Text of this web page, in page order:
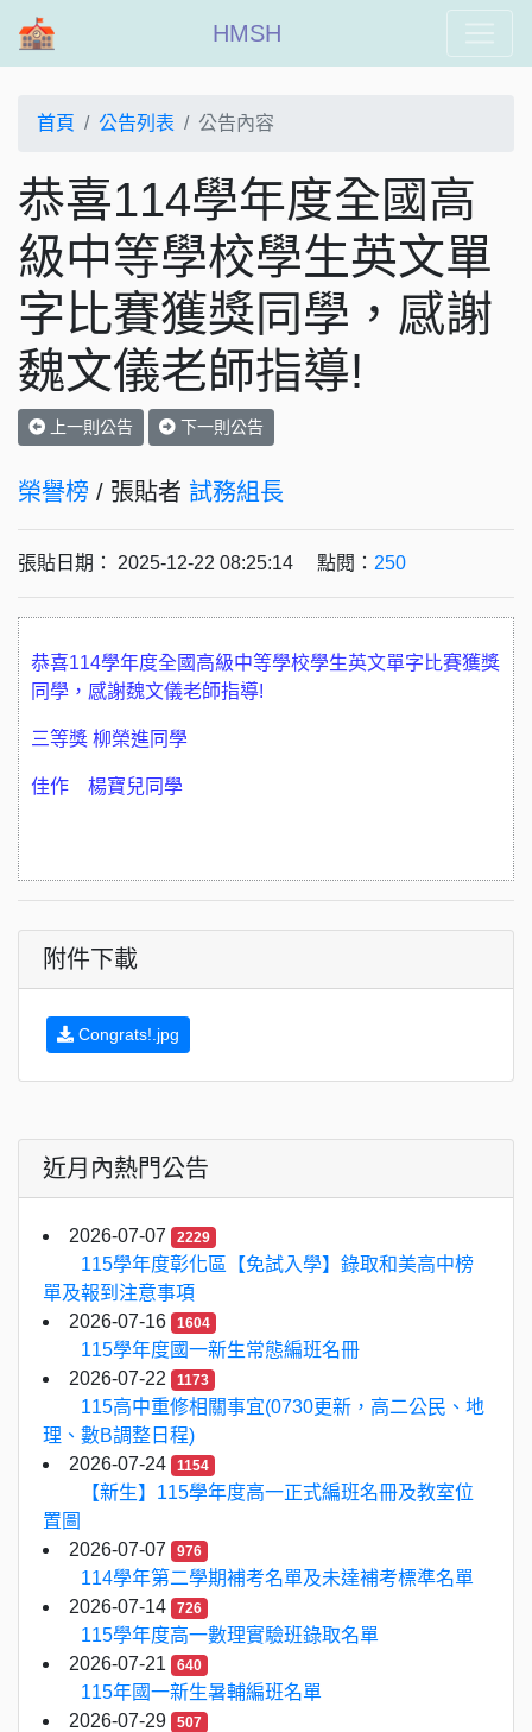
HMSH
首頁 公告列表 公告內容
恭喜114學年度全國高
級中等學校學生英文單
字比賽獲獎同學，感謝
魏文儀老師指導!
上一則公告 下一則公告
榮譽榜 / 張貼者 試務組長
張貼日期： 2025-12-22 08:25:14 點閱： 250
恭喜114學年度全國高級中等學校學生英文單字比賽獲獎
同學，感謝魏文儀老師指導!
三等獎 柳榮進同學
佳作 楊寶兒同學
附件下載
Congrats!.jpg
近月內熱門公告
2026-07-07 2229
115學年度彰化區【免試入學】錄取和美高中榜
單及報到注意事項
2026-07-16
1604
115學年度國一新生常態編班名冊
2026-07-22
1173
115高中重修相關事宜(0730更新，高二公民、地
理、數B調整日程)
2026-07-24
1154
【新生】115學年度高一正式編班名冊及教室位
置圖
2026-07-07
976
114學年第二學期補考名單及未達補考標準名單
2026-07-14
726
115學年度高一數理實驗班錄取名單
2026-07-21
640
115年國一新生暑輔編班名單
2026-07-29
507